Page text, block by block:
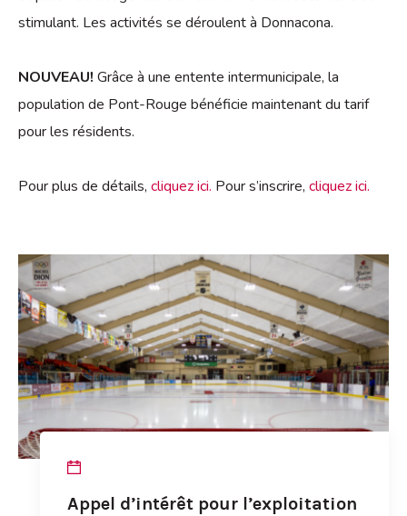
stimulant. Les activités se déroulent à Donnacona.
NOUVEAU! Grâce à une entente intermunicipale, la
population de Pont-Rouge bénéficie maintenant du tarif
pour les résidents.
Pour plus de détails, cliquez ici. Pour s’inscrire, cliquez ici.
Appel d’intérêt pour l’exploitation